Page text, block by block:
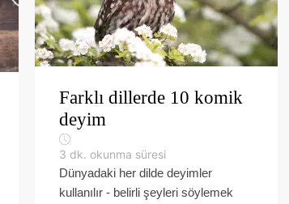
Farklı dillerde 10 komik
deyim
3 dk. okunma süresi
Dünyadaki her dilde deyimler
kullanılır - belirli şeyleri söylemek